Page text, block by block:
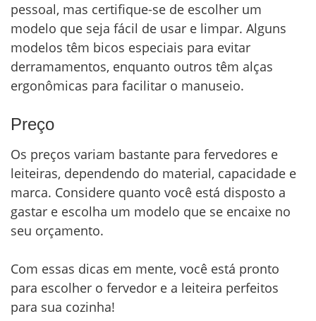
pessoal, mas certifique-se de escolher um
modelo que seja fácil de usar e limpar. Alguns
modelos têm bicos especiais para evitar
derramamentos, enquanto outros têm alças
ergonômicas para facilitar o manuseio.
Preço
Os preços variam bastante para fervedores e
leiteiras, dependendo do material, capacidade e
marca. Considere quanto você está disposto a
gastar e escolha um modelo que se encaixe no
seu orçamento.
Com essas dicas em mente, você está pronto
para escolher o fervedor e a leiteira perfeitos
para sua cozinha!